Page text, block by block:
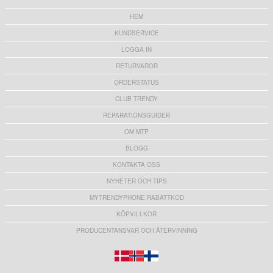
HEM
KUNDSERVICE
LOGGA IN
RETURVAROR
ORDERSTATUS
CLUB TRENDY
REPARATIONSGUIDER
OM MTP
BLOGG
KONTAKTA OSS
NYHETER OCH TIPS
MYTRENDYPHONE RABATTKOD
KÖPVILLKOR
PRODUCENTANSVAR OCH ÅTERVINNING